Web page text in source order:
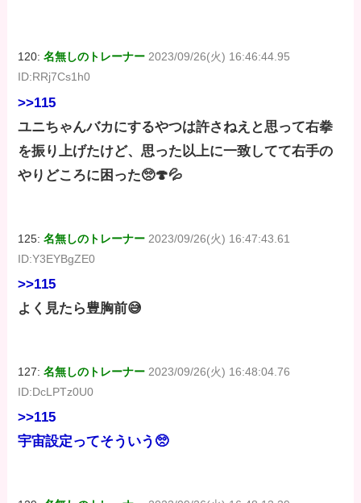
120:名無しのトレーナー 2023/09/26(火) 16:46:44.95
ID:RRj7Cs1h0
>>115
ユニちゃんバカにするやつは許さねえと思って右拳
を振り上げたけど、思った以上に一致してて右手の
やりどころに困った🥺🍄💦
125:名無しのトレーナー 2023/09/26(火) 16:47:43.61
ID:Y3EYBgZE0
>>115
よく見たら豊胸前😅
127:名無しのトレーナー 2023/09/26(火) 16:48:04.76
ID:DcLPTz0U0
>>115
宇宙設定ってそういう🥺